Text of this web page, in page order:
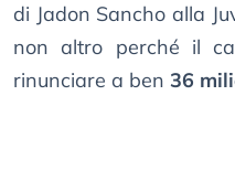
di Jadon Sancho alla
non altro perché il
rinunciare a ben 36